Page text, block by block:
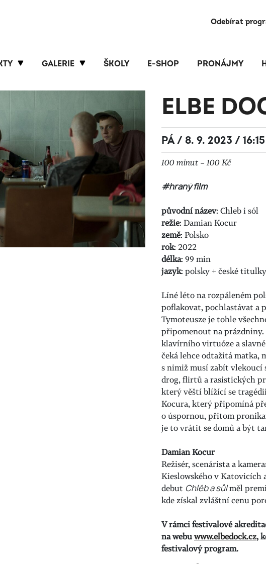
Odebírat
GALERIE ŠKOLY E-SHOP PRONÁJMY
ELBE
PÁ / 8. 9. 2023 / 16:15
100 minut – 100 Kč
#hraný film
původní název: Chleb i sól
režie: Damian Kocur
země: Polsko
rok: 2022
délka: 99 min
jazyk: polsky + české titulky
Líné léto na rozpáleném
poflakovat, pochlastávat a
Tymoteusze je tohle
připomenout na prázdniny.
klavírního virtuóze a
čeká lehce odtažitá matka,
s nimiž musí zabít vlekoucí
drog, flirtů a rasistických
který věští blížící se
Kocura, který připomíná
o úspornou, přitom
je to vrátit se domů a být
Damian Kocur
Režisér, scenárista a
Kieslowského v Katovicích
debut Chléb a sůlměl
kde získal zvláštní cenu
V rámci festivalové
na webuwww.elbedock.cz,
festivalový program.